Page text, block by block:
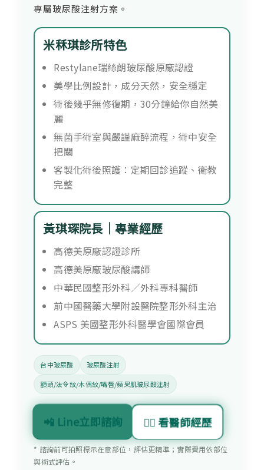
專屬玻尿酸注射方案。
米秝琪診所特色
Restylane瑞絲朗玻尿酸原廠認證
美學比例設計，成分天然，安全穩定
術後幾乎無修復期，30分鐘給你自然美
麗
無菌手術室與嚴謹麻醉流程，術中安全
把關
客製化術後照護：定期回診追蹤、衛教
完整
黃琪琛院長｜專業經歷
高德美原廠認證診所
高德美原廠玻尿酸講師
中華民國整形外科／外科專科醫師
前中國醫藥大學附設醫院整形外科主治
ASPS 美國整形外科醫學會國際會員
台中玻尿酸 玻尿酸注射
額頭/法令紋/木偶紋/嘴唇/蘋果肌玻尿酸注射
📲 Line立即諮詢 👨‍⚕️ 看醫師經歷
* 諮詢前可拍照標示在意部位，評估更精準；實際費用依部位
與術式評估。